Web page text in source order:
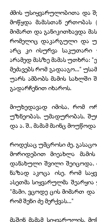
ძმის უსიყვარულობითა და
მოწყდა მამასთან ერთობას
მიმართ და განიკითხავდა
რომელიც დაკარგული და
არც კი ისურვა საკუთარი
არამედ მასზე მამას უთხრა:
მეძავებს რომ გადააგო..."
უარს ამბობს მამის სახლში
გადარჩენით იხაროს.
მიუხედავად იმისა, რომ
უზნეობას, უმადურობას,
და ა. შ., მამამ მაინც
როდესაც უმცროსი ძე,
მორიდებით მიეახლა
დანახული შვილი შეიცოდა,
ნაზად აკოცა ისე, რომ
ასეთმა სიყვარულმა
"მამი, ვცოდე ცის მიმართ და
რომ შენი ძე მერქვას..."
მაშინ მამამ სიყვარულის,